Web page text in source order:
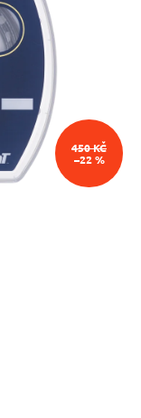
450 KČ
–22 %